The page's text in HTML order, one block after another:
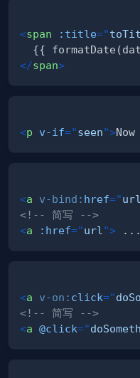
<span :title="
</span>
<p v-if="seen">
<a v-bind: href="url
<!-- 简写 -->
<a :href="url ">
<a v-on: click="
<!-- 简写 -->
<a @click="